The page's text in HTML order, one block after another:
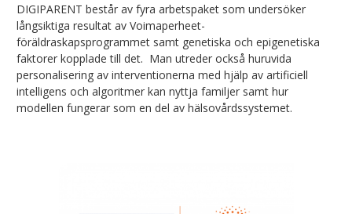
DIGIPARENT består av fyra arbetspaket som undersöker
långsiktiga resultat av Voimaperheet-
föräldraskapsprogrammet samt genetiska och epigenetiska
faktorer kopplade till det. Man utreder också huruvida
personalisering av interventionerna med hjälp av artificiell
intelligens och algoritmer kan nyttja familjer samt hur
modellen fungerar som en del av hälsovårdssystemet.